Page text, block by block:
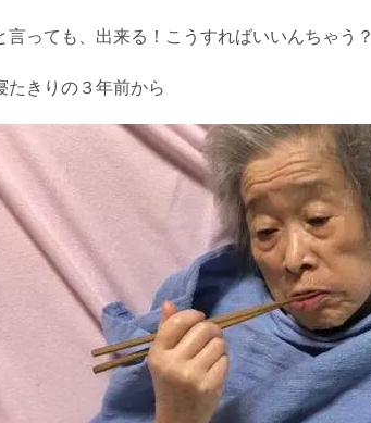
言っても、出来る！こうすればいいんちゃう
たきりの３年前から